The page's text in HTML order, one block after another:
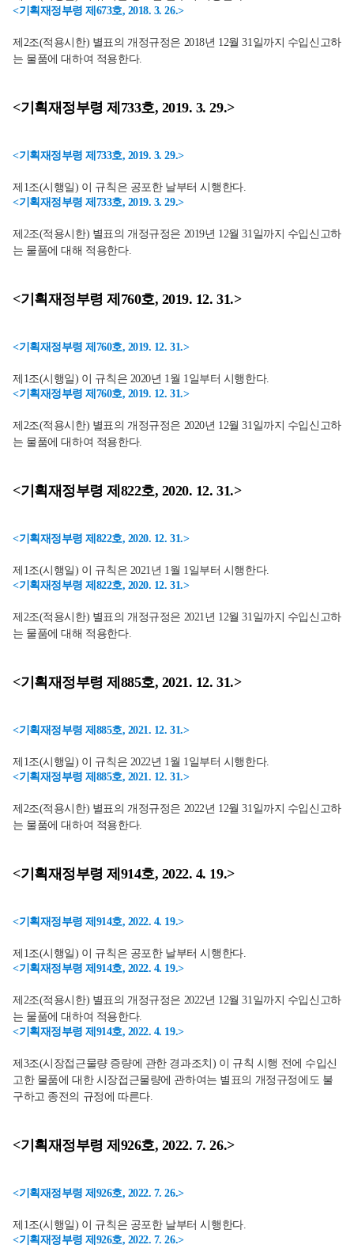
<기획재정부령 제673호, 2018. 3. 26.>
제2조(적용시한) 별표의 개정규정은 2018년 12월 31일까지 수입신고하
는 물품에 대하여 적용한다.
<기획재정부령 제733호, 2019. 3. 29.>
<기획재정부령 제733호, 2019. 3. 29.>
제1조(시행일) 이 규칙은 공포한 날부터 시행한다.
<기획재정부령 제733호, 2019. 3. 29.>
제2조(적용시한) 별표의 개정규정은 2019년 12월 31일까지 수입신고하
는 물품에 대해 적용한다.
<기획재정부령 제760호, 2019. 12. 31.>
<기획재정부령 제760호, 2019. 12. 31.>
제1조(시행일) 이 규칙은 2020년 1월 1일부터 시행한다.
<기획재정부령 제760호, 2019. 12. 31.>
제2조(적용시한) 별표의 개정규정은 2020년 12월 31일까지 수입신고하
는 물품에 대하여 적용한다.
<기획재정부령 제822호, 2020. 12. 31.>
<기획재정부령 제822호, 2020. 12. 31.>
제1조(시행일) 이 규칙은 2021년 1월 1일부터 시행한다.
<기획재정부령 제822호, 2020. 12. 31.>
제2조(적용시한) 별표의 개정규정은 2021년 12월 31일까지 수입신고하
는 물품에 대해 적용한다.
<기획재정부령 제885호, 2021. 12. 31.>
<기획재정부령 제885호, 2021. 12. 31.>
제1조(시행일) 이 규칙은 2022년 1월 1일부터 시행한다.
<기획재정부령 제885호, 2021. 12. 31.>
제2조(적용시한) 별표의 개정규정은 2022년 12월 31일까지 수입신고하
는 물품에 대하여 적용한다.
<기획재정부령 제914호, 2022. 4. 19.>
<기획재정부령 제914호, 2022. 4. 19.>
제1조(시행일) 이 규칙은 공포한 날부터 시행한다.
<기획재정부령 제914호, 2022. 4. 19.>
제2조(적용시한) 별표의 개정규정은 2022년 12월 31일까지 수입신고하
는 물품에 대하여 적용한다.
<기획재정부령 제914호, 2022. 4. 19.>
제3조(시장접근물량 증량에 관한 경과조치) 이 규칙 시행 전에 수입신
고한 물품에 대한 시장접근물량에 관하여는 별표의 개정규정에도 불
구하고 종전의 규정에 따른다.
<기획재정부령 제926호, 2022. 7. 26.>
<기획재정부령 제926호, 2022. 7. 26.>
제1조(시행일) 이 규칙은 공포한 날부터 시행한다.
<기획재정부령 제926호, 2022. 7. 26.>